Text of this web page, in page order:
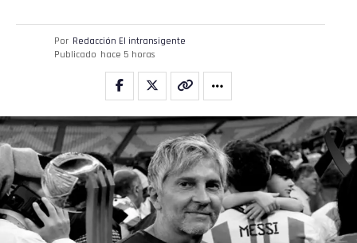
Por Redacción El intransigente
Publicado hace 5 horas